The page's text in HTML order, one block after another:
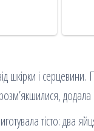
шкірки і
тісто: два